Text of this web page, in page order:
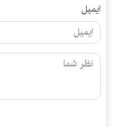
ایمیل